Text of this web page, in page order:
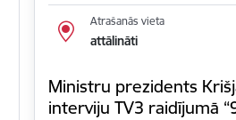
Atrašanās vieta
attālināti
Ministru prezidents
interviju TV3 raidījumā